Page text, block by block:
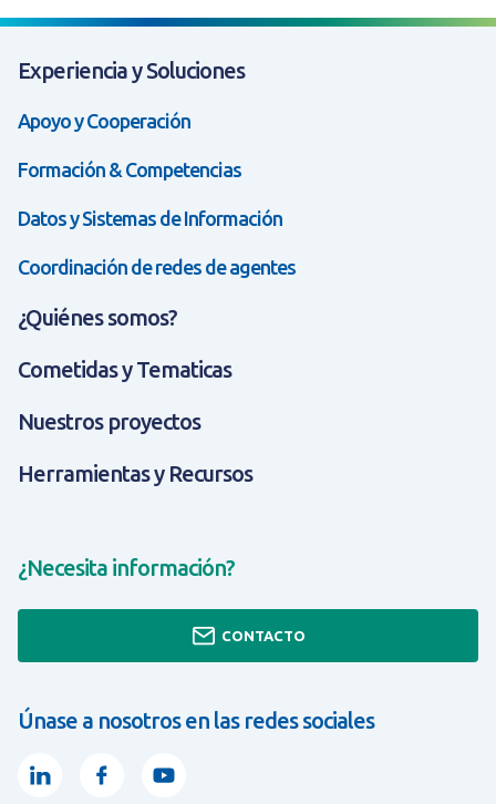
Experiencia y Soluciones
Apoyo y Cooperación
Formación & Competencias
Datos y Sistemas de Información
Coordinación de redes de agentes
¿Quiénes somos?
Cometidas y Tematicas
Nuestros proyectos
Herramientas y Recursos
¿Necesita información?
CONTACTO
Únase a nosotros en las redes sociales
LinkedinFacebookYoutube